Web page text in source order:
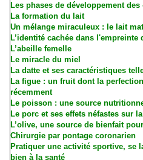
Les phases de développement
La formation du lait
Un mélange miraculeux : le lait
L’identité cachée dans l'empreinte
L’abeille femelle
Le miracle du miel
La datte et ses caractéristiques
La figue : un fruit dont la
récemment
Le poisson : une source
Le porc et ses effets néfastes sur
L’olive, une source de bienfait
Chirurgie par pontage coronarien
Pratiquer une activité sportive, se
bien à la santé